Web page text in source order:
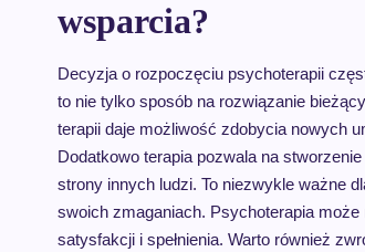
wsparcia?
Decyzja o rozpoczęciu psychoterapii
to nie tylko sposób na rozwiązanie
terapii daje możliwość zdobycia nowych
Dodatkowo terapia pozwala na
strony innych ludzi. To niezwykle ważne
swoich zmaganiach. Psychoterapia
satysfakcji i spełnienia. Warto również